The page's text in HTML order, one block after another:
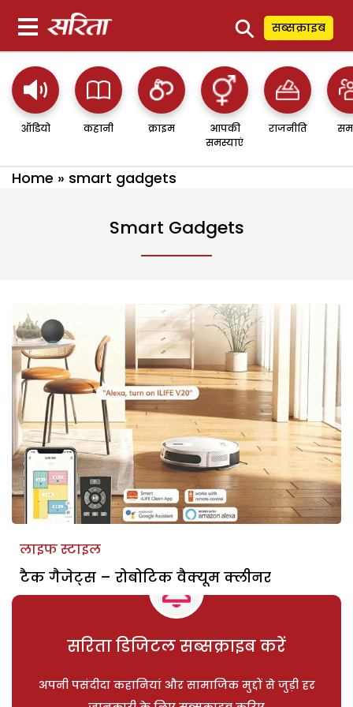
⚲ सब्सक्राइब
ऑडियो कहानी क्राइम
आपकी
समस्याएं
राजनीति
Home » smart gadgets
Smart Gadgets
लाइफ स्टाइल
टैक गैजेट्स – रोबोटिक वैक्यूम क्लीनर
सरिता डिजिटल सब्सक्राइब करें
अपनी पसंदीदा कहानियां और सामाजिक मुद्दों से जुड़ी हर